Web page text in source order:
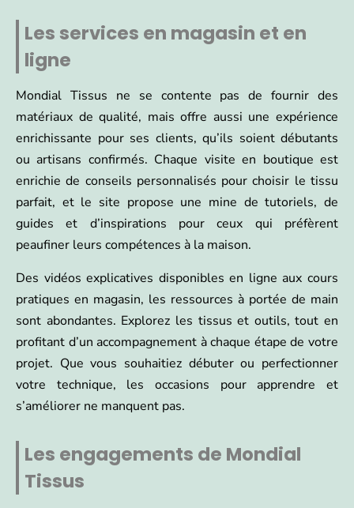
Les services en magasin et en
ligne
Mondial Tissus ne se contente pas de fournir des
matériaux de qualité, mais offre aussi une expérience
enrichissante pour ses clients, qu’ils soient débutants
ou artisans confirmés. Chaque visite en boutique est
enrichie de conseils personnalisés pour choisir le tissu
parfait, et le site propose une mine de tutoriels, de
guides et d’inspirations pour ceux qui préfèrent
peaufiner leurs compétences à la maison.
Des vidéos explicatives disponibles en ligne aux cours
pratiques en magasin, les ressources à portée de main
sont abondantes. Explorez les tissus et outils, tout en
profitant d’un accompagnement à chaque étape de votre
projet. Que vous souhaitiez débuter ou perfectionner
votre technique, les occasions pour apprendre et
s’améliorer ne manquent pas.
Les engagements de Mondial
Tissus